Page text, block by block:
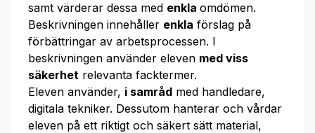
samt värderar dessa med enkla omdömen.
Beskrivningen innehåller enkla förslag på
förbättringar av arbetsprocessen. I
beskrivningen använder eleven med viss
säkerhet relevanta facktermer.
Eleven använder, i samråd med handledare,
digitala tekniker. Dessutom hanterar och vårdar
eleven på ett riktigt och säkert sätt material,